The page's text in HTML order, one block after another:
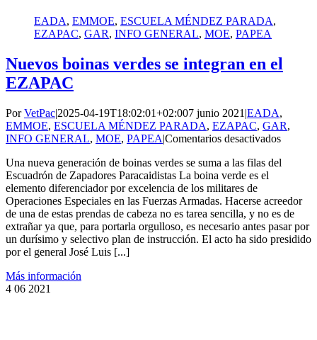
EADA, EMMOE, ESCUELA MÉNDEZ PARADA,
EZAPAC, GAR, INFO GENERAL, MOE, PAPEA
Nuevos boinas verdes se integran en el
EZAPAC
PorVetPac|2025-04-19T18:02:01+02:007 junio 2021 |EADA,
EMMOE, ESCUELA MÉNDEZ PARADA, EZAPAC, GAR,
INFO GENERAL, MOE, PAPEA|Comentarios desactivadosen
boinas
integran
en
el
Una nueva generación de boinas verdes se suma a las filas del
Escuadrón de Zapadores Paracaidistas La boina verde es el
elemento diferenciador por excelencia de los militares de
Operaciones Especiales en las Fuerzas Armadas. Hacerse acreedor
de una de estas prendas de cabeza no es tarea sencilla, y no es de
extrañar ya que, para portarla orgulloso, es necesario antes pasar por
un durísimo y selectivo plan de instrucción. El acto ha sido presidido
por el general José Luis [...]
Más información
4 06 2021